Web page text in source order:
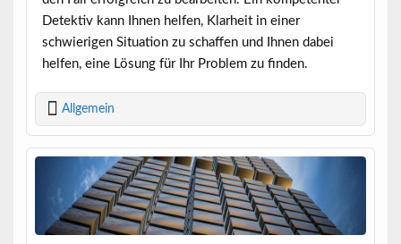
Detektiv kann Ihnen helfen, Klarheit in einer
schwierigen Situation zu schaffen und Ihnen dabei
helfen, eine Lösung für Ihr Problem zu finden.
Allgemein